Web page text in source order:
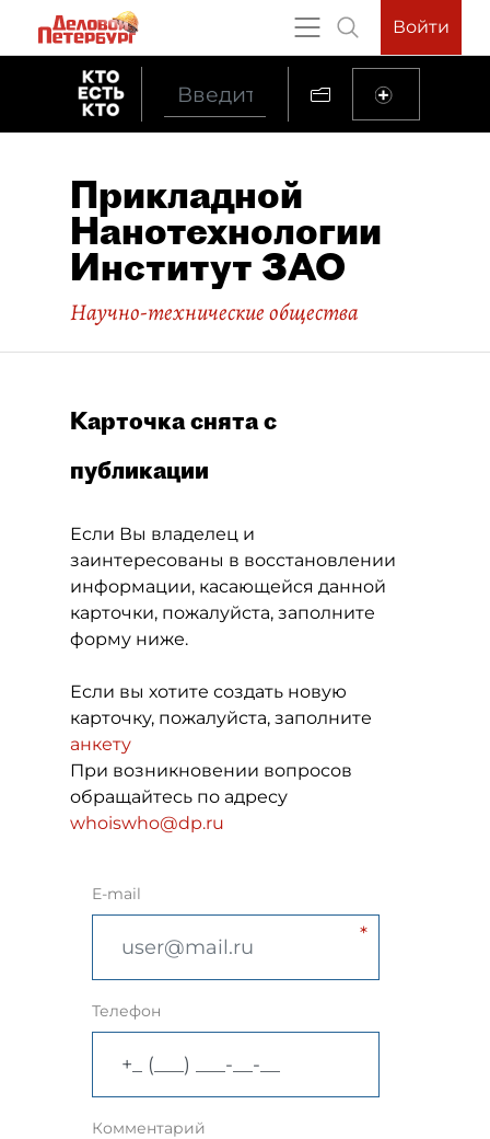
Войти
Прикладной
Нанотехнологии
Институт ЗАО
Научно-технические общества
Карточка снята с
публикации
Если Вы владелец и
заинтересованы в восстановлении
информации, касающейся данной
карточки, пожалуйста, заполните
форму ниже.
Если вы хотите создать новую
карточку, пожалуйста, заполните
анкету
При возникновении вопросов
обращайтесь по адресу
whoiswho@dp.ru
E-mail
Телефон
Комментарий